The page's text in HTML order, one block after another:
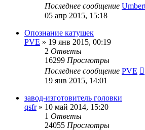
Последнее сообщение
05 апр 2015, 15:18
Опознание катушек
PVE » 19 янв 2015, 00:19
2 Ответы
16299 Просмотры
Последнее сообщение PVE
19 янв 2015, 14:01
завод-изготовитель головки
qsfr» 10 май 2014, 15:20
1 Ответы
24055 Просмотры